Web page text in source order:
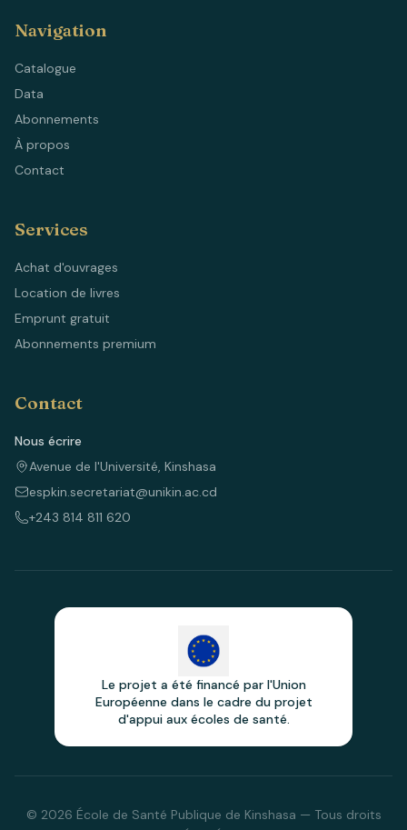
Navigation
Catalogue
Data
Abonnements
À propos
Contact
Services
Achat d'ouvrages
Location de livres
Emprunt gratuit
Abonnements premium
Contact
Nous écrire
Avenue de l'Université, Kinshasa
espkin.secretariat@unikin.ac.cd
+243 814 811 620
Le projet a été financé par l'Union
Européenne dans le cadre du projet
d'appui aux écoles de santé.
© 2026 École de Santé Publique de Kinshasa — Tous droits